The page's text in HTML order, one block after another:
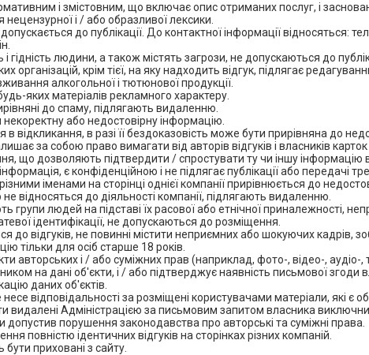
і змістовним, що включає опис отриманих послуг, і
і / або образливої лексики.
до публікації. До контактної інформації відносяться:
гідність людини, а також містять загрози, не допускаються до
організацій, крім тієї, на яку надходить відгук, підлягає
алкогольної і тютюнової продукції.
яких матеріалів рекламного характеру.
до спаму, підлягають видаленню.
або недостовірну інформацію.
відкликання, в разі її бездоказовість може бути прирівняна до
за собою право вимагати від авторів відгуків і власників
що дозволяють підтвердити / спростувати ту чи іншу інформацію в
є конфіденційною і не підлягає публікації або передачі
іменами на сторінці однієї компанії прирівнюється до
відносяться до діяльності компанії, підлягають видаленню.
групи людей на підставі їх расової або етнічної приналежності,
ідентифікації, не допускаються до розміщення.
до відгуків, не повинні містити неприємних або шокуючих кадрів,
тільки для осіб старше 18 років.
авторських і / або суміжних прав (наприклад, фото-, відео-, аудіо-,
на дані об'єкти, і / або підтверджує наявність письмової згоди
даних об'єктів.
несе відповідальності за розміщені користувачами матеріали, які є
видалені Адміністрацією за письмовим запитом власника
допустив порушення законодавства про авторські та суміжні права.
повністю ідентичних відгуків на сторінках різних компаній.
приховані з сайту.